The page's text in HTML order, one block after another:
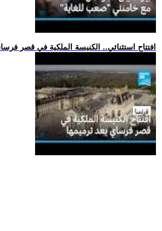
.. افتتاح استثنائي.. الكنيسة الملكية في قصر